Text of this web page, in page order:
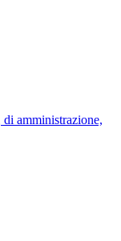
amministrazione,